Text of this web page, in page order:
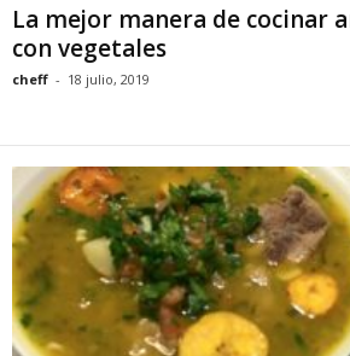
La mejor manera de cocinar
con vegetales
cheff - 18 julio, 2019